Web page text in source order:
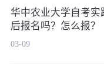
华中农业大学自考实
后报名吗？怎么报？
03-09